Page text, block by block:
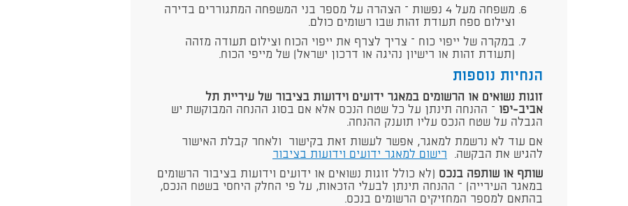
משפחה מעל 4 נפשות – הצהרה על מספר בני המשפחה המתגוררים בדירה
וצילום ספח תעודת זהות שבו רשומים כולם.
במקרה של ייפוי כוח – צריך לצרף את ייפוי הכוח וצילום תעודה מזהה
(תעודת זהות או רישיון נהיגה או דרכון ישראל) של מייפי הכוח.
הנחיות נוספות
זוגות נשואים או הרשומים במאגר ידועים וידועות בציבור של עיריית תל
אביב-יפו – ההנחה תינתן על כל שטח הנכס אלא אם בסוג ההנחה המבוקשת יש
הגבלה על שטח הנכס עליו תוענק ההנחה.
אם עוד לא נרשמת למאגר, אפשר לעשות זאת בקישור ולאחר קבלת האישור
להגיש את הבקשה. רישום למאגר ידועים וידועות בציבור
שותף או שותפה בנכס (לא כולל זוגות נשואים או ידועים וידועות בציבור הרשומים
במאגר העירייה) – ההנחה תינתן לבעלי הזכאות, על פי החלק היחסי בשטח הנכס,
בהתאם למספר המחזיקים הרשומים בנכס.​